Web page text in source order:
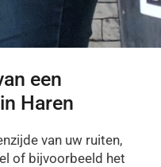
een
Haren
van uw ruiten,
of bijvoorbeeld het